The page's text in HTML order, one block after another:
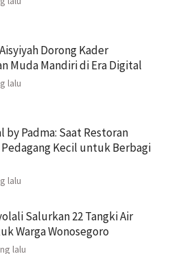
Dorong Kader
Muda Mandiri di Era Digital
lalu
by Padma: Saat Restoran
Kecil untuk Berbagi
lalu
Salurkan 22 Tangki Air
Warga Wonosegoro
lalu